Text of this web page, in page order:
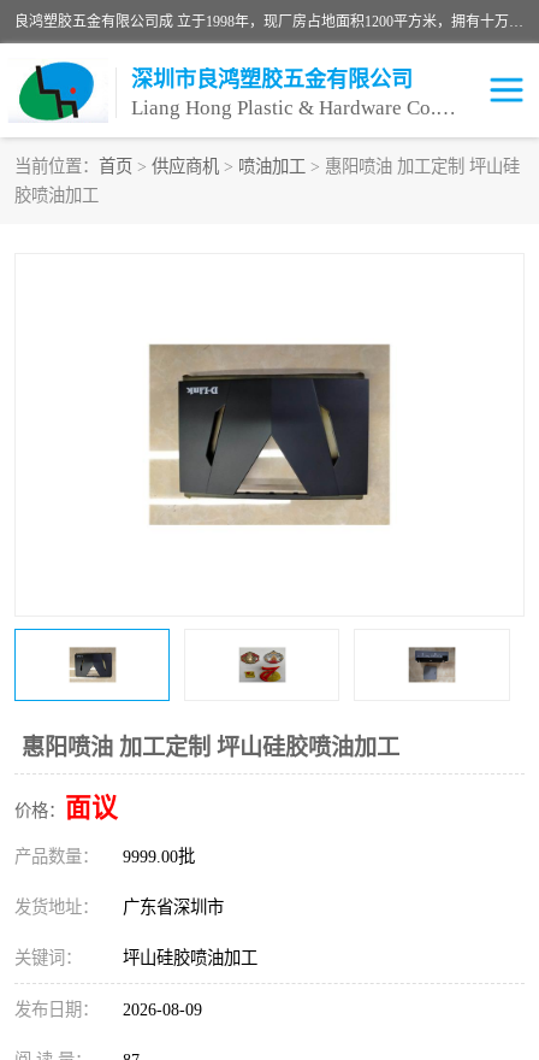
良鸿塑胶五金有限公司成 立于1998年，现厂房占地面积1200平方米，拥有十万级无尘车间，自动喷涂线1条，手动喷涂线2条，丝印移印滚印烫印拉线1条，本公司自建厂以来一直 以“顾客、品质、服务三个第一”为原则，从来货到处理、喷漆、烘烤、品检、包装等每一道工序都严格把持质量关，竭诚为广大朋友、客户服务。现如今已深得广 大客户信赖。
深圳市良鸿塑胶五金有限公司
Liang Hong Plastic & Hardware Co. Ltd
当前位置： 首页 > 供应商机 > 喷油加工 > 惠阳喷油 加工定制 坪山硅
胶喷油加工
惠阳喷油 加工定制 坪山硅胶喷油加工
价格： 面议
产品数量： 9999.00批
发货地址： 广东省深圳市
关键词： 坪山硅胶喷油加工
发布日期： 2026-08-09
喷油加工